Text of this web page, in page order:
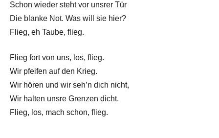
Schon wieder steht vor unsrer Tür
Die blanke Not. Was will sie hier?
Flieg, eh Taube, flieg.
Flieg fort von uns, los, flieg.
Wir pfeifen auf den Krieg.
Wir hören und wir seh’n dich nicht,
Wir halten unsre Grenzen dicht.
Flieg, los, mach schon, flieg.